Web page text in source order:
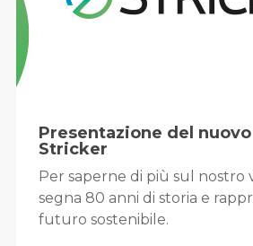
Presentazione del
Stricker
Per saperne di più sul nostro
segna 80 anni di storia e
futuro sostenibile.